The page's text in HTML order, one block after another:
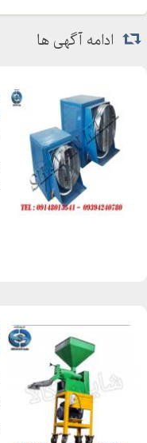
ادامه آگهی ها